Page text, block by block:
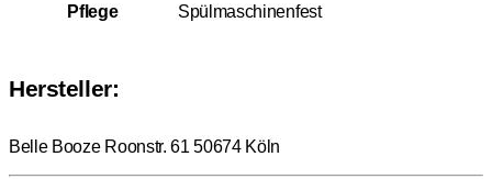
Pflege Spülmaschinenfest
Hersteller:
Belle Booze Roonstr. 61 50674 Köln